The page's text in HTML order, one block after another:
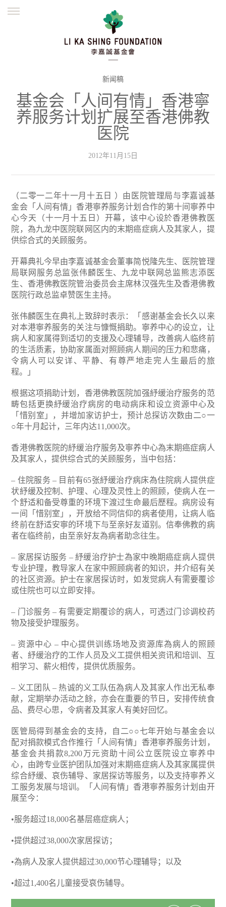
並肩同行
繁體
新闻稿
基金会「人间有情」香港寧
养服务计划扩展至香港佛教
医院
2012年11月15日
（二零一二年十一月十五日 ）由医院管理局与李嘉诚基
金会「人间有情」香港寧养服务计划合作的第十间寧养中
心今天（十一月十五日）开幕，该中心设於香港佛教医
院，為九龙中医院联网区内的末期癌症病人及其家人，提
供综合式的关顾服务。
开幕典礼今早由李嘉诚基金会董事简悦隆先生、医院管理
局联网服务总监张伟麟医生、九龙中联网总监熊志添医
生、香港佛教医院管治委员会主席林汉强先生及香港佛教
医院行政总监卓赞医生主持。
张伟麟医生在典礼上致辞时表示：「感谢基金会长久以来
对本港寧养服务的关注与慷慨捐助。寧养中心的设立，让
病人和家属得到适切的支援及心理辅导，改善病人临终前
的生活质素，协助家属面对照顾病人期间的压力和悲痛，
令病人可以安详、平静、有尊严地走完人生最后的旅
程。」
根据这项捐助计划，香港佛教医院加强紓缓治疗服务的范
畴包括更换紓缓治疗病房的电动病床和设立资源中心及
「惜别室」，并增加家访护士，预计总探访次数由二○一
○年十月起计，三年内达11,000次。
香港佛教医院的紓缓治疗服务及寧养中心為末期癌症病人
及其家人，提供综合式的关顾服务，当中包括：
– 住院服务 – 目前有65张紓缓治疗病床為住院病人提供症
状紓缓及控制、护理、心理及灵性上的照顾，使病人在一
个舒适和备受尊重的环境下渡过生命最后歷程。病房设有
一间「惜别室」，开放给不同信仰的病者使用，让病人临
终前在舒适安寧的环境下与至亲好友道别。信奉佛教的病
者在临终前，由至亲好友為病者助念往生。
– 家居探访服务 – 紓缓治疗护士為家中晚期癌症病人提供
专业护理，教导家人在家中照顾病者的知识，并介绍有关
的社区资源。护士在家居探访时，如发觉病人有需要覆诊
或住院也可以立即安排。
– 门诊服务 – 有需要定期覆诊的病人，可透过门诊调校药
物及接受护理服务。
– 资源中心 – 中心提供训练场地及资源库為病人的照顾
者、紓缓治疗的工作人员及义工提供相关资讯和培训、互
相学习、薪火相传，提供优质服务。
– 义工团队 – 热诚的义工队伍為病人及其家人作出无私奉
献，定期举办活动之餘，亦会在重要的节日，安排传统食
品、费尽心思，令病者及其家人有美好回忆。
医管局得到基金会的支持，自二○○七年开始与基金会以
配对捐款模式合作推行「人间有情」香港寧养服务计划，
基金会共捐款8,200万元资助十间公立医院设立寧养中
心，由跨专业医护团队加强对末期癌症病人及其家属提供
综合紓缓、哀伤辅导、家居探访等服务，以及支持寧养义
工服务发展与培训。「人间有情」香港寧养服务计划由开
展至今：
•服务超过18,000名基层癌症病人；
•提供超过38,000次家居探访；
•為病人及家人提供超过30,000节心理辅导；以及
•超过1,400名儿童接受哀伤辅导。